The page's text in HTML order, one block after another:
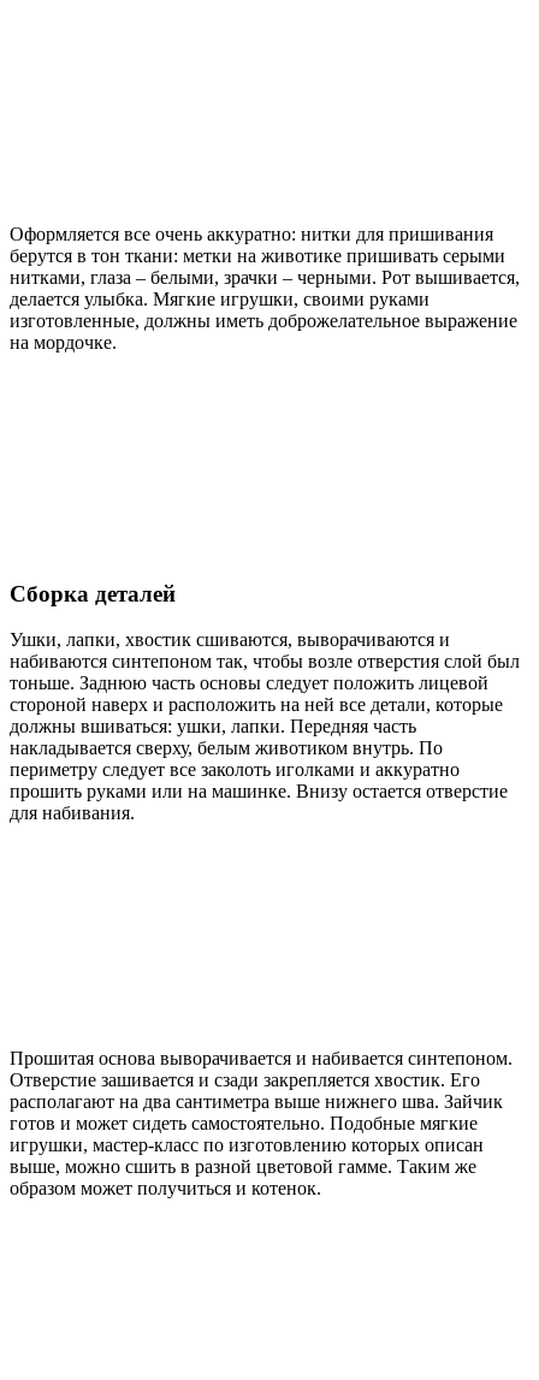
Оформляется все очень аккуратно: нитки для пришивания
берутся в тон ткани: метки на животике пришивать серыми
нитками, глаза – белыми, зрачки – черными. Рот вышивается,
делается улыбка. Мягкие игрушки, своими руками
изготовленные, должны иметь доброжелательное выражение
на мордочке.
Сборка деталей
Ушки, лапки, хвостик сшиваются, выворачиваются и
набиваются синтепоном так, чтобы возле отверстия слой был
тоньше. Заднюю часть основы следует положить лицевой
стороной наверх и расположить на ней все детали, которые
должны вшиваться: ушки, лапки. Передняя часть
накладывается сверху, белым животиком внутрь. По
периметру следует все заколоть иголками и аккуратно
прошить руками или на машинке. Внизу остается отверстие
для набивания.
Прошитая основа выворачивается и набивается синтепоном.
Отверстие зашивается и сзади закрепляется хвостик. Его
располагают на два сантиметра выше нижнего шва. Зайчик
готов и может сидеть самостоятельно. Подобные мягкие
игрушки, мастер-класс по изготовлению которых описан
выше, можно сшить в разной цветовой гамме. Таким же
образом может получиться и котенок.